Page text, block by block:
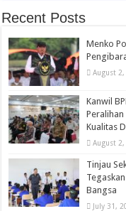
Recent Posts
Menko
August 2,
Kanwil
Peralihan
Kualitas
August 2,
Tinjau
Bangsa
July 31,